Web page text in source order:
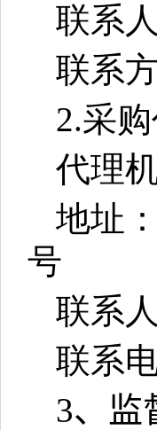
联系人
联系
2.采
代理
地址
号
联系
联系
3、监